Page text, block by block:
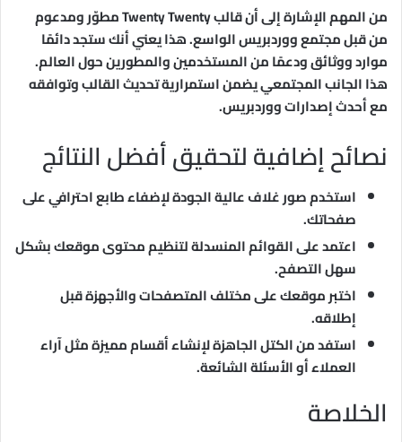
من المهم الإشارة إلى أن قالب Twenty Twenty مطوّر ومدعوم
من قبل مجتمع ووردبريس الواسع. هذا يعني أنك ستجد دائمًا
موارد ووثائق ودعمًا من المستخدمين والمطورين حول العالم.
هذا الجانب المجتمعي يضمن استمرارية تحديث القالب وتوافقه
مع أحدث إصدارات ووردبريس.
نصائح إضافية لتحقيق أفضل النتائج
استخدم صور غلاف عالية الجودة لإضفاء طابع احترافي على
صفحاتك.
اعتمد على القوائم المنسدلة لتنظيم محتوى موقعك بشكل
سهل التصفح.
اختبر موقعك على مختلف المتصفحات والأجهزة قبل
إطلاقه.
استفد من الكتل الجاهزة لإنشاء أقسام مميزة مثل آراء
العملاء أو الأسئلة الشائعة.
الخلاصة